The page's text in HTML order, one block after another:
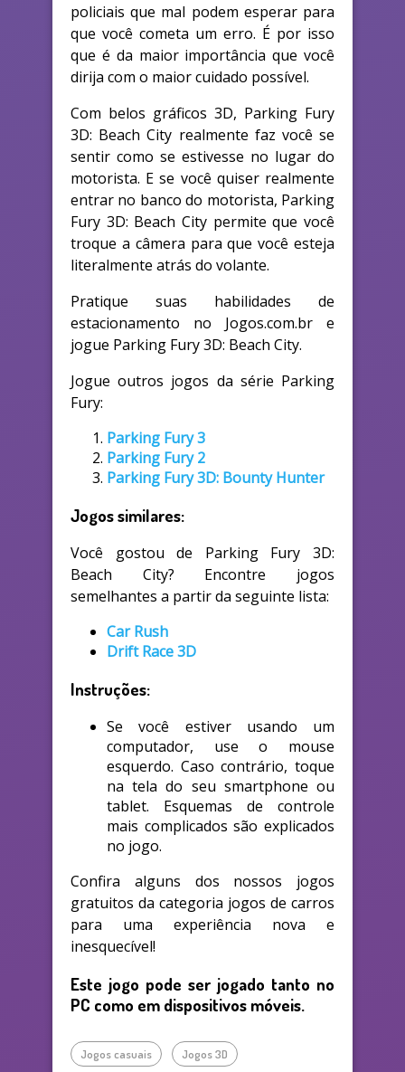
policiais que mal podem esperar para
que você cometa um erro. É por isso
que é da maior importância que você
dirija com o maior cuidado possível.
Com belos gráficos 3D, Parking Fury
3D: Beach City realmente faz você se
sentir como se estivesse no lugar do
motorista. E se você quiser realmente
entrar no banco do motorista, Parking
Fury 3D: Beach City permite que você
troque a câmera para que você esteja
literalmente atrás do volante.
Pratique suas habilidades de
estacionamento no Jogos.com.br e
jogue Parking Fury 3D: Beach City.
Jogue outros jogos da série Parking
Fury:
Parking Fury 3
Parking Fury 2
Parking Fury 3D: Bounty Hunter
Jogos similares:
Você gostou de Parking Fury 3D:
Beach City? Encontre jogos
semelhantes a partir da seguinte lista:
Car Rush
Drift Race 3D
Instruções:
Se você estiver usando um
computador, use o mouse
esquerdo. Caso contrário, toque
na tela do seu smartphone ou
tablet. Esquemas de controle
mais complicados são explicados
no jogo.
Confira alguns dos nossos jogos
gratuitos da categoria jogos de carros
para uma experiência nova e
inesquecível!
Este jogo pode ser jogado tanto no
PC como em dispositivos móveis.
Jogos casuais Jogos 3D